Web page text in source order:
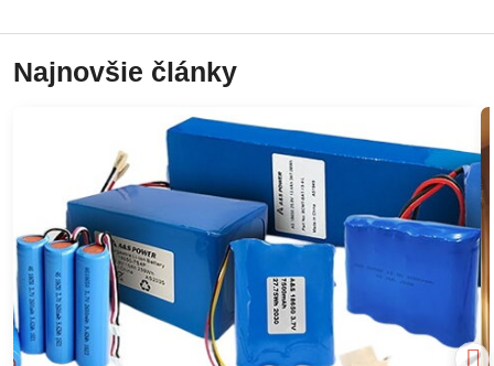
Najnovšie články